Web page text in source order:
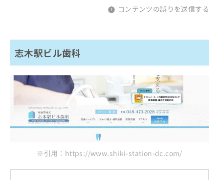
コンテンツの誤りを送信する
志木駅ビル歯科
※引用：https://www.shiki-station-dc.com/